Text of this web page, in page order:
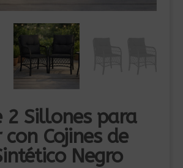
2 Sillones para
con Cojines de
Negro